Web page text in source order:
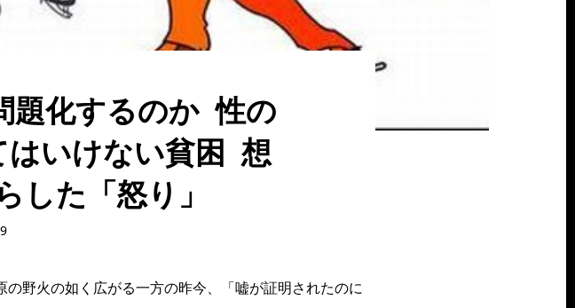
題化するのか 性の
いけない貧困 想
した「怒り」
野火の如く広がる一方の昨今、「嘘が証明されたのに